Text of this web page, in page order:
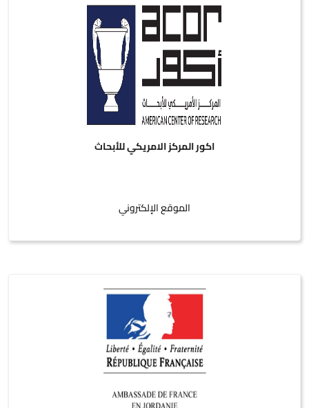
اكور المركز الامريكي للأبحاث
الموقع الإلكتروني